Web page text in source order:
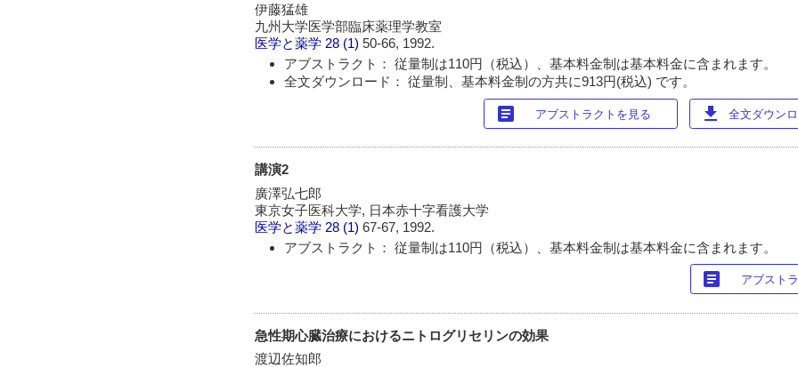
伊藤猛雄
九州大学医学部臨床薬理学教室
医学と薬学 28 (1)50-66, 1992.
アブストラクト： 従量制は110円（税込）、基本料金制は基本料金に含まれます。
全文ダウンロード： 従量制、基本料金制の方共に913円(税込) です。
article アブストラクトを見る download 全文ダウン
講演2
廣澤弘七郎
東京女子医科大学, 日本赤十字看護大学
医学と薬学 28 (1)67-67, 1992.
アブストラクト： 従量制は110円（税込）、基本料金制は基本料金に含まれます。
article アブスト
急性期心臓治療におけるニトログリセリンの効果
渡辺佐知郎